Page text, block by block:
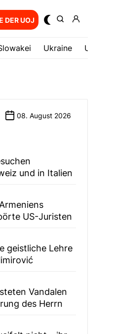
DER UOJ
Ukrainе USA
08. August 2026
und in Italien
US-Juristen
geistliche Lehre
Vandalen
des Herrn